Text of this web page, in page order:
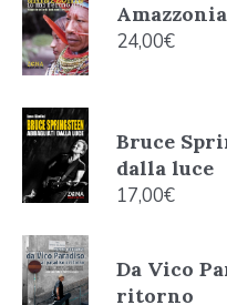
24,00€
Bruce
dalla luce
17,00€
Da Vico
ritorno